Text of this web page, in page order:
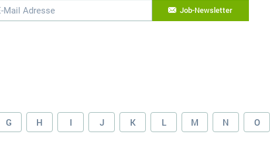
Job-Newsletter
G H I J K L M N O